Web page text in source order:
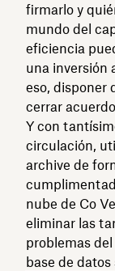
firmarlo y
mundo del
eficiencia
una inversión
eso, disponer
cerrar
Y con
circulación,
archive de
nube de Co
eliminar las
problemas
base de